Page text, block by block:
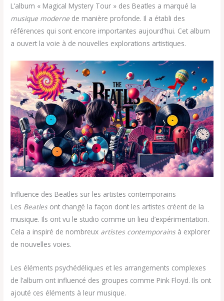
L’album « Magical Mystery Tour » des Beatles a marqué la
musique moderne de manière profonde. Il a établi des
références qui sont encore importantes aujourd’hui. Cet album
a ouvert la voie à de nouvelles explorations artistiques.
Influence des Beatles sur les artistes contemporains
Les Beatlesont changé la façon dont les artistes créent de la
musique. Ils ont vu le studio comme un lieu d’expérimentation.
Cela a inspiré de nombreux artistes contemporainsà explorer
de nouvelles voies.
Les éléments psychédéliques et les arrangements complexes
de l’album ont influencé des groupes comme Pink Floyd. Ils ont
ajouté ces éléments à leur musique.